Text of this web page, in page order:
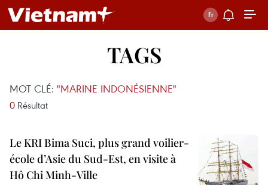
TAGS
MOT CLÉ: "MARINE INDONÉSIENNE"
0 Résultat
Le KRI Bima Suci, plus grand voilier-
école d’Asie du Sud-Est, en visite à
Hô Chi Minh-Ville